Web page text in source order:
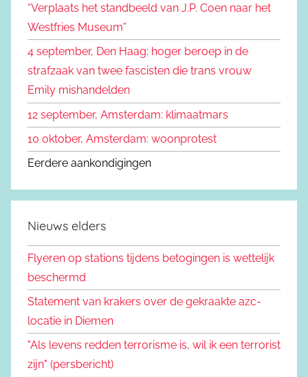
:
“Verplaats het standbeeld van J.P. Coen naar het
Westfries Museum”
4 september, Den Haag: hoger beroep in de
strafzaak van twee fascisten die trans vrouw
Emily mishandelden
12 september, Amsterdam: klimaatmars
10 oktober, Amsterdam: woonprotest
Eerdere aankondigingen
Nieuws elders
Flyeren op stations tijdens betogingen is wettelijk
beschermd
Statement van krakers over de gekraakte azc-
locatie in Diemen
"Als levens redden terrorisme is, wil ik een terrorist
zijn" (persbericht)